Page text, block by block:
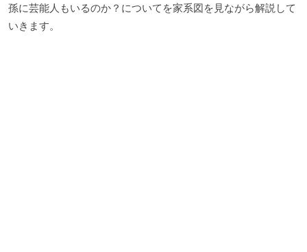
孫に芸能人もいるのか？についてを家系図を見ながら解説して
いきます。